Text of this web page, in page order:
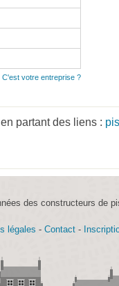
C'est votre entreprise ?
partant des liens :
des constructeurs de
légales - Contact-